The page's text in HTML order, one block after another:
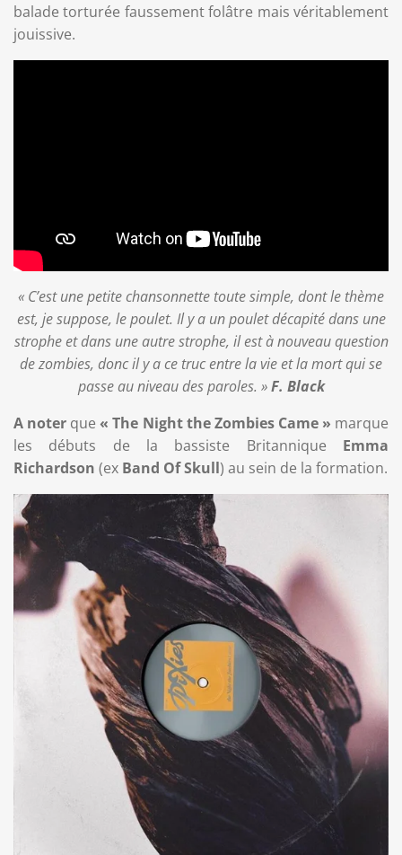
balade torturée faussement folâtre mais véritablement
jouissive.
« C’est une petite chansonnette toute simple, dont le thème
est, je suppose, le poulet. Il y a un poulet décapité dans une
strophe et dans une autre strophe, il est à nouveau question
de zombies, donc il y a ce truc entre la vie et la mort qui se
passe au niveau des paroles. »F. Black
A noter que« The Night the Zombies Came » marque
les débuts de la bassiste Britannique Emma
Richardson (ex Band Of Skull) au sein de la formation.